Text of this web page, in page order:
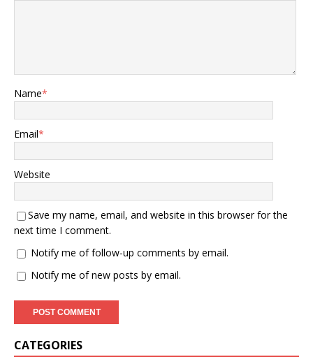
Name*
Email*
Website
Save my name, email, and website in this browser for the
next time I comment.
Notify me of follow-up comments by email.
Notify me of new posts by email.
CATEGORIES